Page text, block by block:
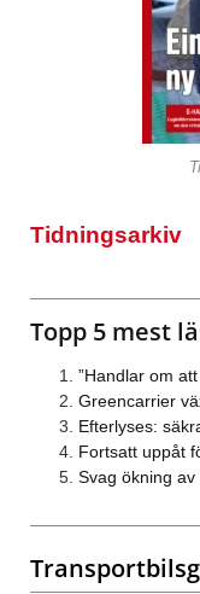
Tidningsarkiv
Topp 5 mest
”Handlar om
Greencarrier
Efterlyses:
Fortsatt uppåt
Svag ökning